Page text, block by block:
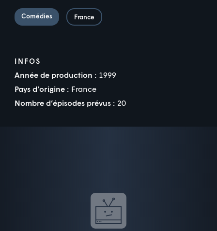
Comédies France
INFOS
Année de production : 1999
Pays d’origine : France
Nombre d’épisodes prévus : 20